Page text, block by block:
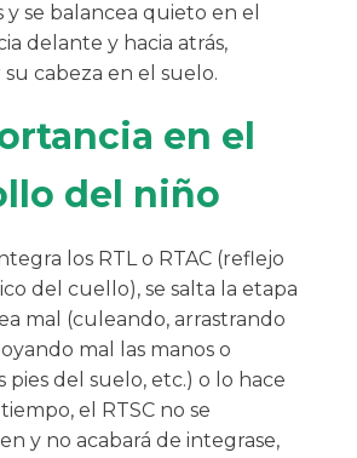
y se balancea quieto en el
delante y hacia atrás,
cabeza en el suelo.
en el
del niño
los RTL o RTAC (reflejo
del cuello), se salta la etapa
mal (culeando, arrastrando
mal las manos o
pies del suelo, etc.) o lo hace
el RTSC no se
y no acabará de integrase,